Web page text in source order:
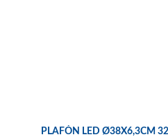
PLAFÓN LED Ø38X6,3CM